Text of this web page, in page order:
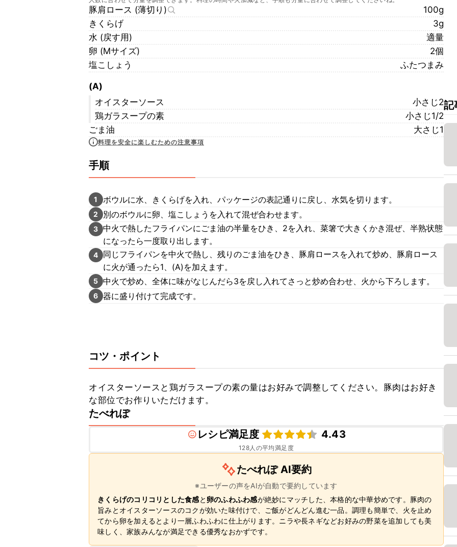
豚肩ロース (薄切り)
100g
きくらげ
3g
水 (戻す用)
適量
卵 (Mサイズ)
2個
塩こしょう
ふたつまみ
(A)
オイスターソース
小さじ2
鶏ガラスープの素
小さじ1/2
ごま油
大さじ1
料理を安全に楽しむための注意事項
手順
1 ボウルに水、きくらげを入れ、パッケージの表記通りに戻し、水気を切ります。
2 別のボウルに卵、塩こしょうを入れて混ぜ合わせます。
3 中火で熱したフライパンにごま油の半量をひき、2を入れ、菜箸で大きくかき混ぜ、半熟状態
になったら一度取り出します。
4
同じフライパンを中火で熱し、残りのごま油をひき、豚肩ロースを入れて炒め、豚肩ロース
に火が通ったら1、(A)を加えます。
5 中火で炒め、全体に味がなじんだら3を戻し入れてさっと炒め合わせ、火から下ろします。
6 器に盛り付けて完成です。
コツ・ポイント
オイスターソースと鶏ガラスープの素の量はお好みで調整してください。豚肉はお好き
な部位でお作りいただけます。
たべれぽ
レシピ満足度
4.43
128人の平均満足度
たべれぽ AI要約
※ユーザーの声をAIが自動で要約しています
きくらげのコリコリとした食感と 卵のふわふわ感が絶妙にマッチした、本格的な中華炒めです。豚肉の
旨みとオイスターソースのコクが効いた味付けで、ご飯がどんどん進む一品。調理も簡単で、火を止め
てから卵を加えるとより一層ふわふわに仕上がります。ニラや長ネギなどお好みの野菜を追加しても美
味しく、家族みんなが満足できる優秀なおかずです。
記